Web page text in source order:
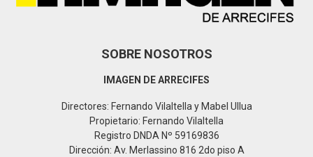
SOBRE NOSOTROS
IMAGEN DE ARRECIFES
Directores: Fernando Vilaltella y Mabel Ullua
Propietario: Fernando Vilaltella
Registro DNDA Nº 59169836
Dirección: Av. Merlassino 816 2do piso A